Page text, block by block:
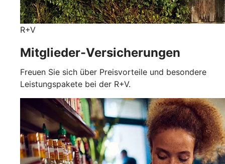
R+V
Mitglieder-Versicherungen
Freuen Sie sich über Preisvorteile und besondere
Leistungspakete bei der R+V.